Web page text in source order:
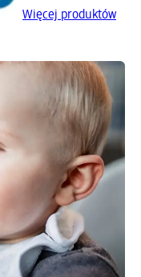
Więcej produktów